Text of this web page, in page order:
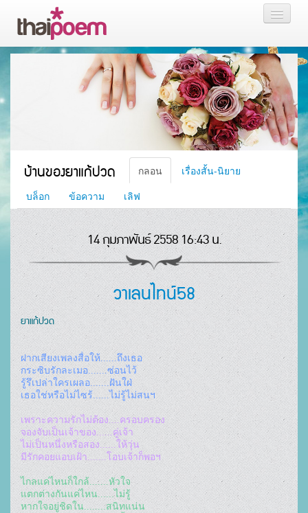
สมาชิก
หน้าส่วนตัว
บ้านของยาแก้ปวด กลอน
เรื่องสั้น-นิยาย
บล็อก
ข้อความ เลิฟ
14 กุมภาพันธ์ 2558 16:43 น.
วาเลนไทน์58
ยาแก้ปวด
ฝากเสียงเพลงสื่อให้......ถึงเธอ
กระซิบรักละเมอ.......ซ่อนไว้
รู้รึเปล่าใครเผลอ.......ฝันใฝ่
เธอใช่หรือไม่ไซร้......ไม่รู้ไม่สนฯ
เพราะความรักไม่ต้อง....ครอบครอง
จองจับเป็นเจ้าของ......คู่เจ้า
ไม่เป็นหนึ่งหรือสอง......ให้วุ่น
มีรักคอยแอบเฝ้า.......โอบเจ้าก็พอฯ
ไกลแค่ไหนก็ใกล้.......หัวใจ
แตกต่างกันแค่ไหน......ไม่รู้
หากใจอยู่ชิดใน........สนิทแน่น